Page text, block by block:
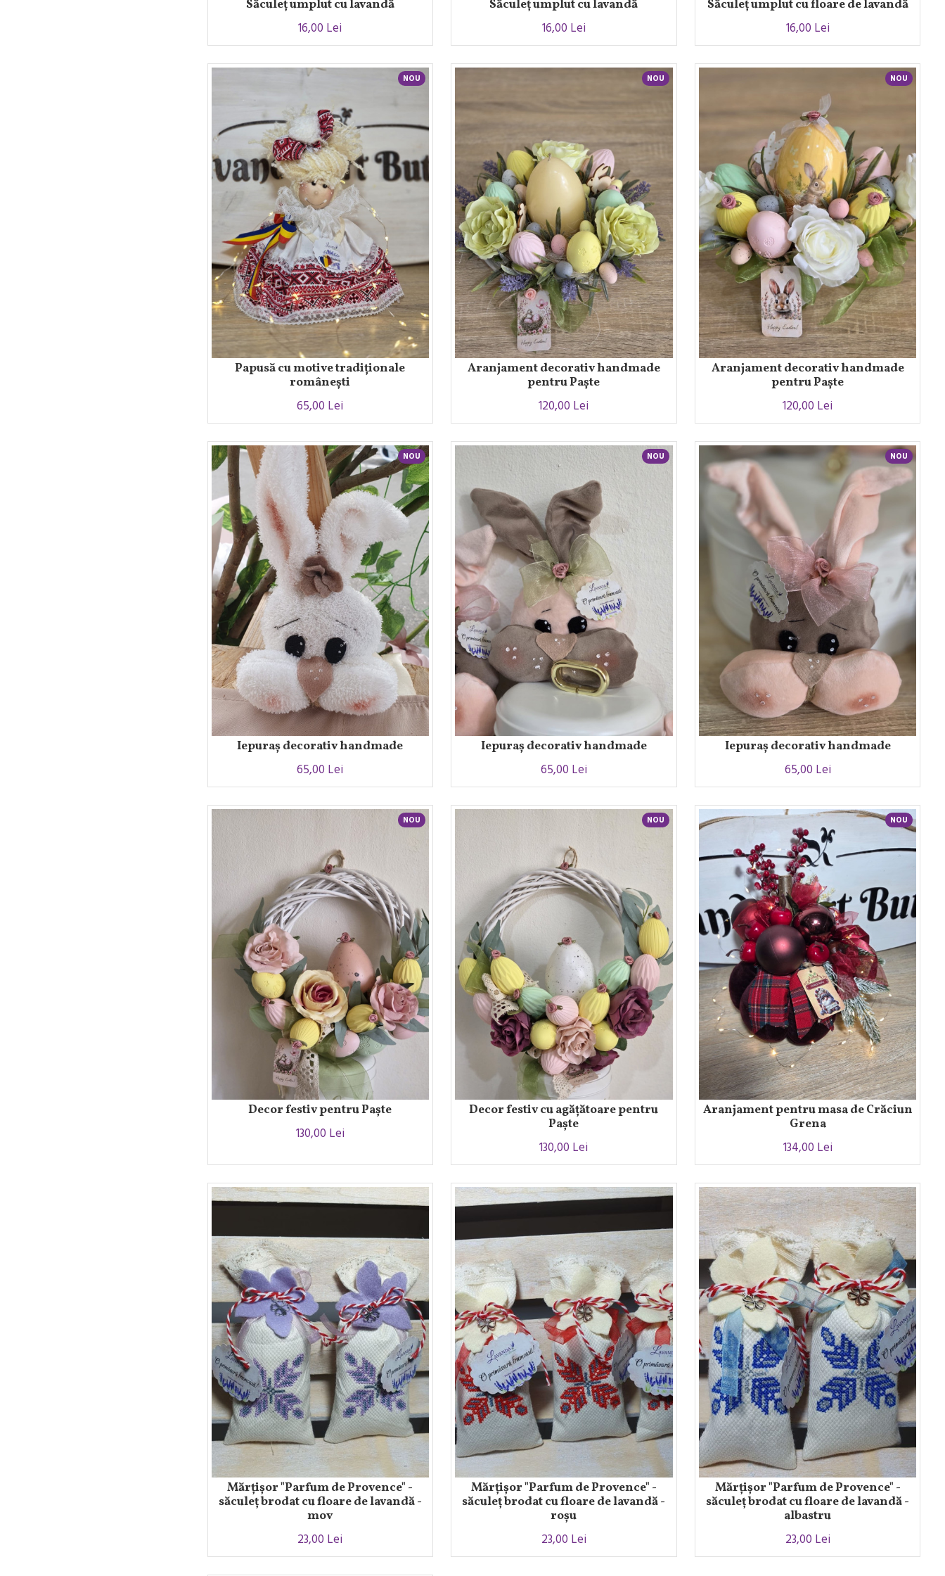
Săculeț umplut cu lavandă
16,00 Lei
Săculeț umplut cu lavandă
16,00 Lei
Săculeț umplut cu floare de lavandă
16,00 Lei
NOU
Papusă cu motive tradiționale
românești
65,00 Lei
NOU
Aranjament decorativ handmade
pentru Paște
120,00 Lei
NOU
Aranjament decorativ handmade
pentru Paște
120,00 Lei
NOU
Iepuraș decorativ handmade
65,00 Lei
NOU
Iepuraș decorativ handmade
65,00 Lei
NOU
Iepuraș decorativ handmade
65,00 Lei
NOU
Decor festiv pentru Paște
130,00 Lei
NOU
Decor festiv cu agățătoare pentru
Paște
130,00 Lei
NOU
Aranjament pentru masa de Crăciun
Grena
134,00 Lei
Mărțișor "Parfum de Provence" -
săculeț brodat cu floare de lavandă -
mov
23,00 Lei
Mărțișor "Parfum de Provence" -
săculeț brodat cu floare de lavandă -
roșu
23,00 Lei
Mărțișor "Parfum de Provence" -
săculeț brodat cu floare de lavandă -
albastru
23,00 Lei